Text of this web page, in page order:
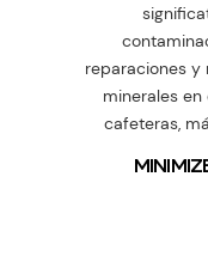
reparaciones y
minerales
cafeteras,